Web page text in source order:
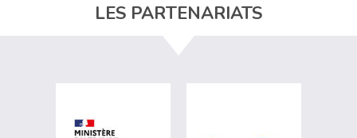
LES PARTENARIATS